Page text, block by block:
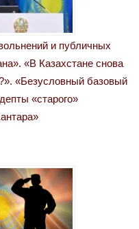
и публичных
«В Казахстане снова
«Безусловный базовый
«старого»